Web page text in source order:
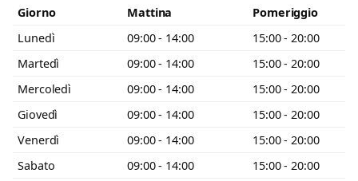
Giorno Mattina
Pomeriggio
Lunedì
09:00 - 14:00
15:00 - 20:00
Martedì
09:00 - 14:00
15:00 - 20:00
Mercoledì
09:00 - 14:00
15:00 - 20:00
Giovedì
09:00 - 14:00
15:00 - 20:00
Venerdì
09:00 - 14:00
15:00 - 20:00
Sabato
09:00 - 14:00
15:00 - 20:00
Minimo 20 caratteri Invia messaggio